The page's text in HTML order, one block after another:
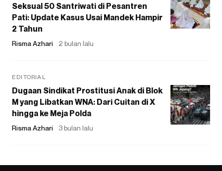
Seksual 50 Santriwati di Pesantren
Pati: Update Kasus Usai Mandek Hampir
2 Tahun
Risma Azhari 2 bulan lalu
EDITORIAL
Dugaan Sindikat Prostitusi Anak di Blok
M yang Libatkan WNA: Dari Cuitan di X
hingga ke Meja Polda
Risma Azhari 3 bulan lalu